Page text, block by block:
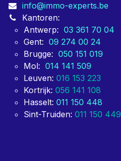
info@immo-experts.be
Kantoren:
Antwerp: 03 361 70 04
Gent: 09 274 00 24
Brugge: 050 151 019
Mol: 014 141 509
Leuven: 016 153 223
Kortrijk: 056 141 108
Hasselt: 011 150 448
Sint-Truiden: 011 150 449